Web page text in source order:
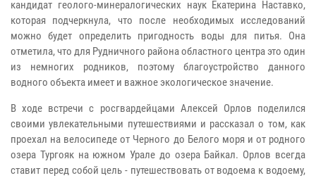
кандидат геолого-минералогических наук Екатерина Наставко,
которая подчеркнула, что после необходимых исследований
можно будет определить пригодность воды для питья. Она
отметила, что для Рудничного района областного центра это один
из немногих родников, поэтому благоустройство данного
водного объекта имеет и важное экологическое значение.
В ходе встречи с росгвардейцами Алексей Орлов поделился
своими увлекательными путешествиями и рассказал о том, как
проехал на велосипеде от Черного до Белого моря и от родного
озера Тургояк на южном Урале до озера Байкал. Орлов всегда
ставит перед собой цель - путешествовать от водоема к водоему,